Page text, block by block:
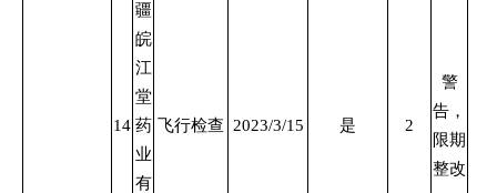
14
疆
皖
江
堂
药
业
有
飞行检查 2023/3/15 是 2
警
告，
限期
整改